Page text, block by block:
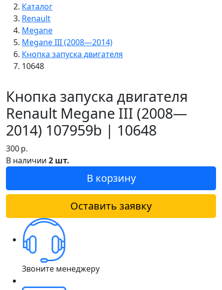
Каталог
Renault
Megane
Megane III (2008—2014)
Кнопка запуска двигателя
10648
Кнопка запуска двигателя
Renault Megane III (2008—
2014) 107959b | 10648
300р.
В наличии 2 шт.
В корзину
Оставить заявку
Звоните менеджеру